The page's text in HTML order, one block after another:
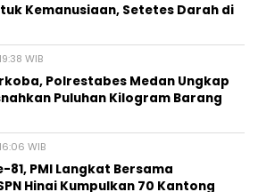
Kemanusiaan, Setetes Darah di
WIB
Polrestabes Medan Ungkap
Puluhan Kilogram Barang
WIB
81, PMI Langkat Bersama
Hinai Kumpulkan 70 Kantong